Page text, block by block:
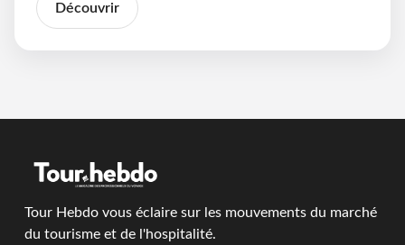
Découvrir
Tour Hebdo vous éclaire sur les mouvements du marché
du tourisme et de l'hospitalité.